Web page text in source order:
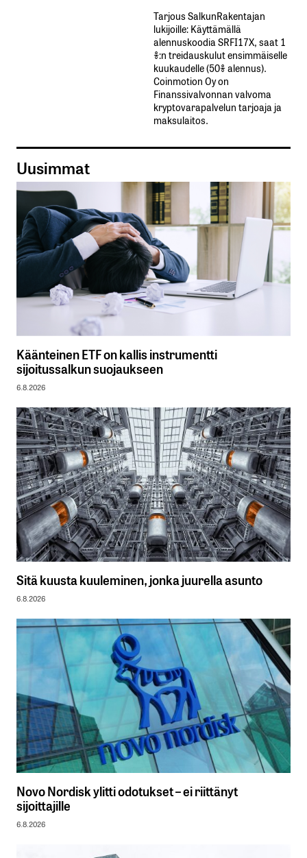
Tarjous SalkunRakentajan
lukijoille: Käyttämällä​ ​
alennuskoodia​ ​SRFI17X,​ ​saat​ ​1
%:n treidauskulut​ ​ensimmäiselle​ ​
kuukaudelle​ ​(50%​ ​alennus).
Coinmotion Oy on
Finanssivalvonnan valvoma
kryptovarapalvelun tarjoaja ja
maksulaitos.
Uusimmat
Käänteinen ETF on kallis instrumentti
sijoitussalkun suojaukseen
6.8.2026
Sitä kuusta kuuleminen, jonka juurella asunto
6.8.2026
Novo Nordisk ylitti odotukset – ei riittänyt
sijoittajille
6.8.2026